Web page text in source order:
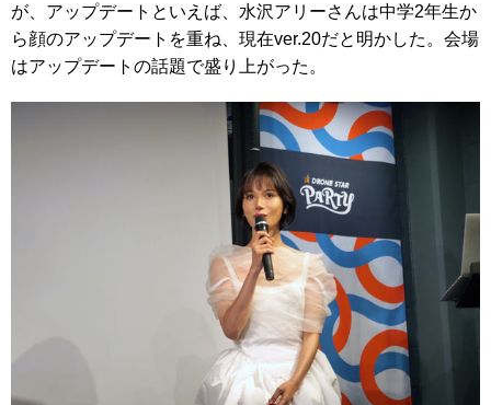
が、アップデートといえば、水沢アリーさんは中学2年生か
ら顔のアップデートを重ね、現在ver.20だと明かした。会場
はアップデートの話題で盛り上がった。